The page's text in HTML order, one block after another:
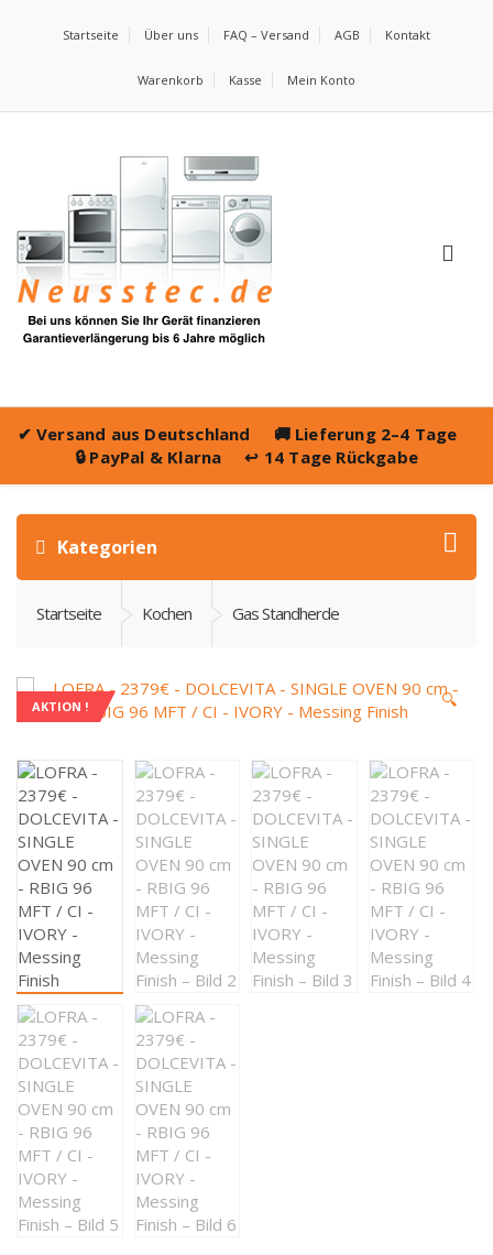
Startseite Über uns FAQ – Versand AGB Kontakt
Warenkorb Kasse Mein Konto
✔ Versand aus Deutschland 🚚 Lieferung 2–4 Tage
🔒 PayPal & Klarna ↩️ 14 Tage Rückgabe
Kategorien
Startseite Kochen Gas Standherde
AKTION ! 🔍